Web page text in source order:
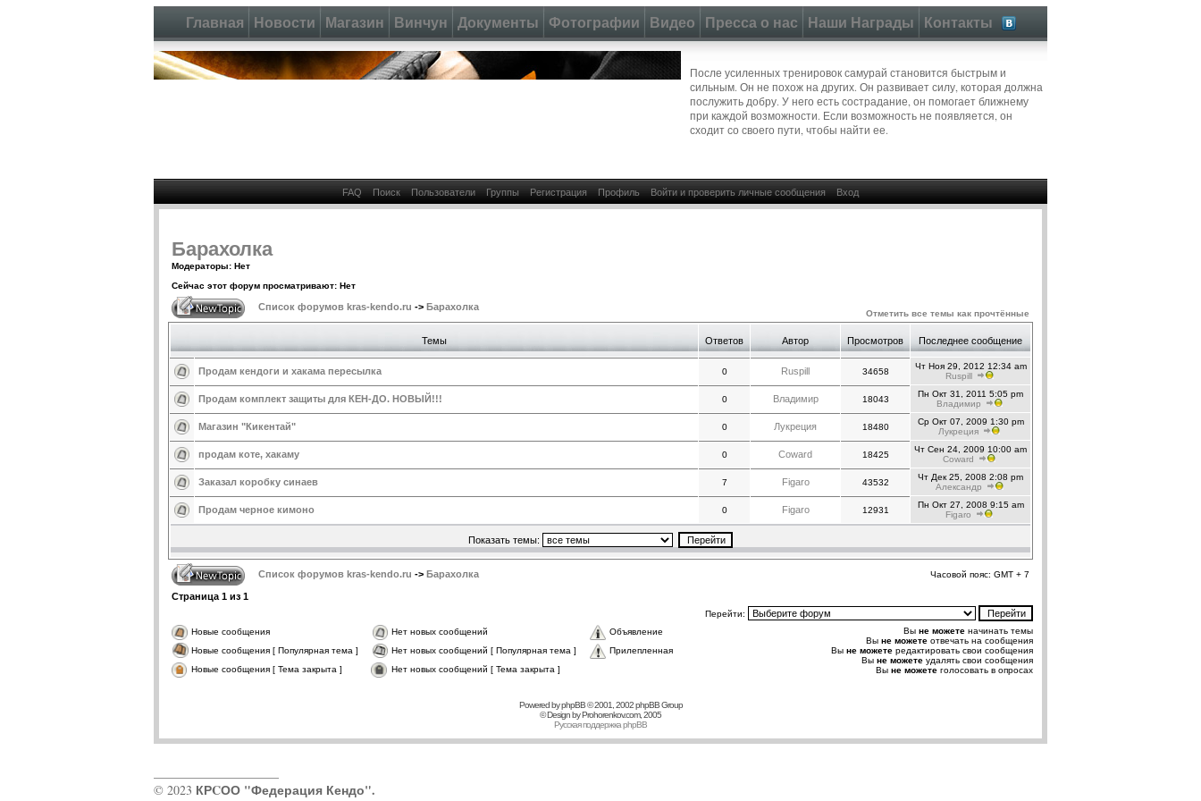
Главная Новости Магазин Винчун Документы Фотографии Видео Пресса о нас Наши Награды Контакты
После усиленных тренировок самурай становится быстрым и
сильным. Он не похож на других. Он развивает силу, которая должна
послужить добру. У него есть сострадание, он помогает ближнему
при каждой возможности. Если возможность не появляется, он
сходит со своего пути, чтобы найти ее.
FAQ Поиск Пользователи Группы Регистрация Профиль Войти и проверить личные сообщения Вход
Барахолка
Модераторы: Нет
Сейчас этот форум просматривают: Нет
Список форумов kras-kendo.ru -> Барахолка
Отметить все темы как прочтённые
Темы Ответов Автор Просмотров Последнее сообщение
Продам кендоги и хакама пересылка 0 Ruspill 34658
Чт Ноя 29, 2012 12:34 am
Ruspill
Продам комплект защиты для КЕН-ДО. НОВЫЙ!!! 0 Владимир 18043
Пн Окт 31, 2011 5:05 pm
Владимир
Магазин "Кикентай" 0 Лукреция 18480
Ср Окт 07, 2009 1:30 pm
Лукреция
продам коте, хакаму 0 Coward 18425
Чт Сен 24, 2009 10:00 am
Coward
Заказал коробку синаев 7 Figaro 43532
Чт Дек 25, 2008 2:08 pm
Александр
Продам черное кимоно 0 Figaro 12931
Пн Окт 27, 2008 9:15 am
Figaro
Показать темы:
Список форумов kras-kendo.ru -> Барахолка Часовой пояс: GMT + 7
Страница 1 из 1
Перейти:
Новые сообщения
Нет новых сообщений
Объявление
Новые сообщения [ Популярная тема ]
Нет новых сообщений [ Популярная тема ]
Прилепленная
Новые сообщения [ Тема закрыта ]
Нет новых сообщений [ Тема закрыта ]
Вы не можете начинать темы
Вы не можете отвечать на сообщения
Вы не можете редактировать свои сообщения
Вы не можете удалять свои сообщения
Вы не можете голосовать в опросах
Powered byphpBB© 2001, 2002 phpBB Group
© Design byProhorenkov.com, 2005
Русская поддержка phpBB
© 2023 КРCОО "Федерация Кендо".